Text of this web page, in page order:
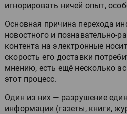
игнорировать ничей опыт,
Основная причина перехода
новостного и познавательно-
контента на электронные
скорость его доставки
мнению, есть ещё несколько
этот процесс.
Один из них — разрушение
информации (газеты, книги,